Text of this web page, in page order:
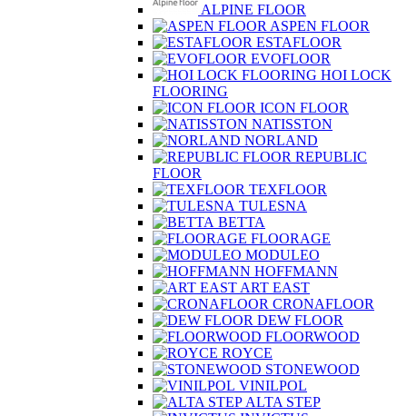
ALPINE FLOOR
ASPEN FLOOR
ESTAFLOOR
EVOFLOOR
HOI LOCK
FLOORING
ICON FLOOR
NATISSTON
NORLAND
REPUBLIC
FLOOR
TEXFLOOR
TULESNA
BETTA
FLOORAGE
MODULEO
HOFFMANN
ART EAST
CRONAFLOOR
DEW FLOOR
FLOORWOOD
ROYCE
STONEWOOD
VINILPOL
ALTA STEP